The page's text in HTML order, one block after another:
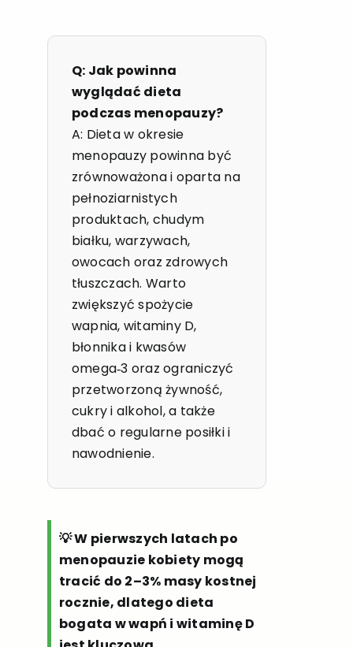
Q: Jak powinna
wyglądać dieta
podczas menopauzy?
A: Dieta w okresie
menopauzy powinna być
zrównoważona i oparta na
pełnoziarnistych
produktach, chudym
białku, warzywach,
owocach oraz zdrowych
tłuszczach. Warto
zwiększyć spożycie
wapnia, witaminy D,
błonnika i kwasów
omega‑3 oraz ograniczyć
przetworzoną żywność,
cukry i alkohol, a także
dbać o regularne posiłki i
nawodnienie.
💡 W pierwszych latach po
menopauzie kobiety mogą
tracić do 2–3% masy kostnej
rocznie, dlatego dieta
bogata w wapń i witaminę D